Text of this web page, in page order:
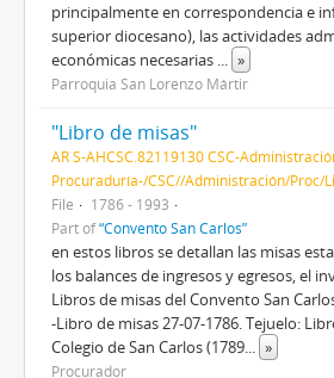
principalmente en correspondencia e
superior diocesano), las actividades
económicas necesarias ... »
Parroquia San Lorenzo Mártir
"Libro de misas"
AR S-AHCSC.82119130 CSC-
Procuraduría-/CSC//Administración/Proc/
File
1786 - 1993
Part of“Convento San Carlos”
en estos libros se detallan las misas
los balances de ingresos y egresos, el
Libros de misas del Convento San
-Libro de misas 27-07-1786. Tejuelo:
Colegio de San Carlos (1789... »
Procurador